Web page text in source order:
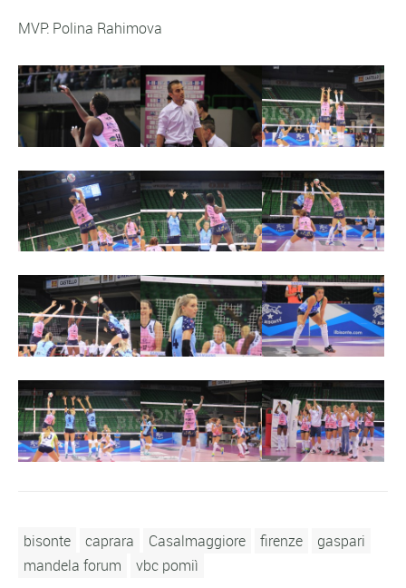
MVP: Polina Rahimova
bisonte caprara Casalmaggiore firenze
gaspari
mandela forum
vbc pomiì